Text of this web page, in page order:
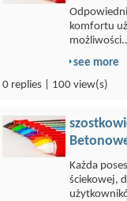
komfortu
see more
0 replies | 100 view(s)
Każda
ściekowej,